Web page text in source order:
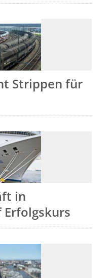
Strippen für
in